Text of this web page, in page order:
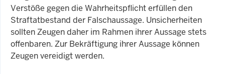
Verstöße gegen die Wahrheitspflicht erfüllen den
Straftatbestand der Falschaussage. Unsicherheiten
sollten Zeugen daher im Rahmen ihrer Aussage stets
offenbaren. Zur Bekräftigung ihrer Aussage können
Zeugen vereidigt werden.